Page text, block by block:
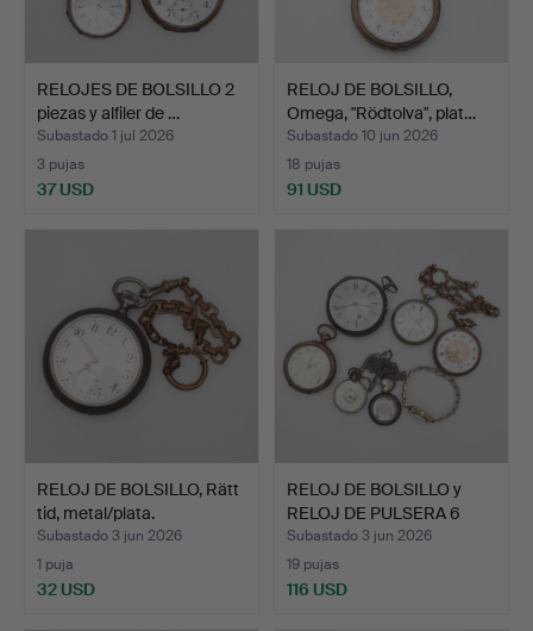
RELOJES DE BOLSILLO 2
piezas y alfiler de …
Subastado 1 jul 2026
3 pujas
37 USD
RELOJ DE BOLSILLO,
Omega, "Rödtolva", plat…
Subastado 10 jun 2026
18 pujas
91 USD
RELOJ DE BOLSILLO, Rätt
tid, metal/plata.
Subastado 3 jun 2026
1 puja
32 USD
RELOJ DE BOLSILLO y
RELOJ DE PULSERA 6
pie…
Subastado 3 jun 2026
19 pujas
116 USD